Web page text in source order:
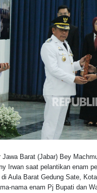
Jawa Barat (Jabar) Bey
Irwan saat pelantikan enam
Aula Barat Gedung Sate,
nama enam Pj Bupati dan